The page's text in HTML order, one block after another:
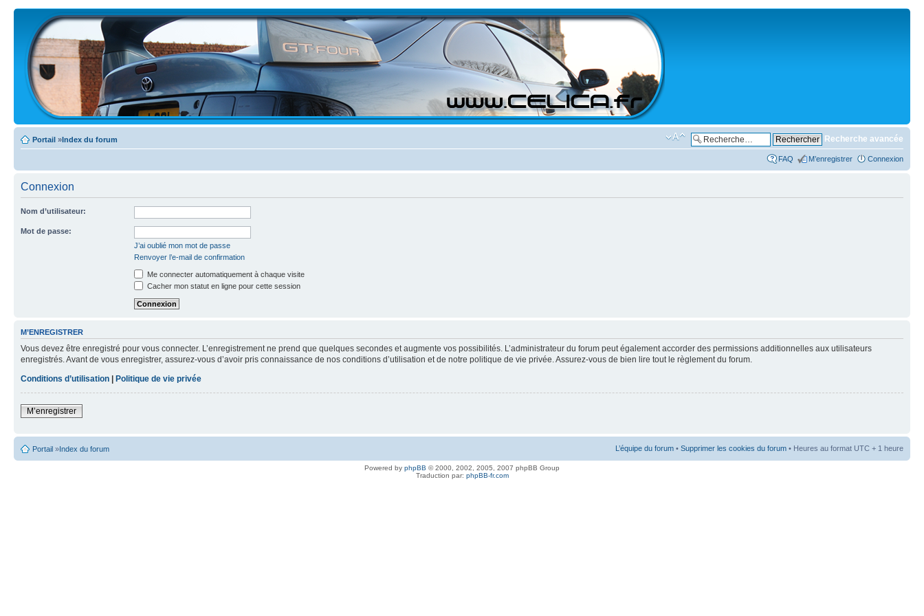
Portail »Index du forum Recherche avancée
FAQ M’enregistrer Connexion
Connexion
Nom d’utilisateur:
Mot de passe:
J’ai oublié mon mot de passe
Renvoyer l’e-mail de confirmation
Me connecter automatiquement à chaque visite
Cacher mon statut en ligne pour cette session
M’ENREGISTRER
Vous devez être enregistré pour vous connecter. L’enregistrement ne prend que quelques secondes et augmente vos possibilités. L’administrateur du forum peut également accorder des permissions additionnelles aux utilisateurs
enregistrés. Avant de vous enregistrer, assurez-vous d’avoir pris connaissance de nos conditions d’utilisation et de notre politique de vie privée. Assurez-vous de bien lire tout le règlement du forum.
Conditions d’utilisation | Politique de vie privée
M’enregistrer
Portail »Index du forum L’équipe du forum • Supprimer les cookies du forum • Heures au format UTC + 1 heure
Powered by phpBB © 2000, 2002, 2005, 2007 phpBB Group
Traduction par: phpBB-fr.com